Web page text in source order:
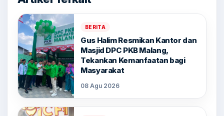
BERITA
Gus Halim Resmikan Kantor dan
Masjid DPC PKB Malang,
Tekankan Kemanfaatan bagi
Masyarakat
08 Agu 2026